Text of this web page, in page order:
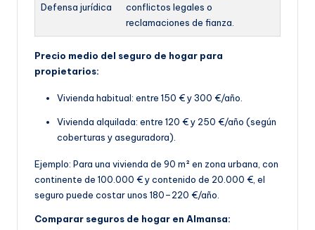
Defensa jurídica
conflictos legales o
reclamaciones de fianza.
Precio medio del seguro de hogar para
propietarios:
Vivienda habitual: entre 150 € y 300 €/año.
Vivienda alquilada: entre 120 € y 250 €/año (según
coberturas y aseguradora).
Ejemplo: Para una vivienda de 90 m² en zona urbana, con
continente de 100.000 € y contenido de 20.000 €, el
seguro puede costar unos 180–220 €/año.
Comparar seguros de hogar en Almansa: